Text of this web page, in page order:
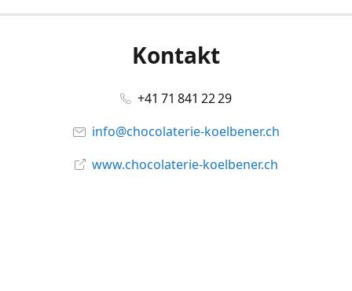
Kontakt
+41 71 841 22 29
info@chocolaterie-koelbener.ch
www.chocolaterie-koelbener.ch